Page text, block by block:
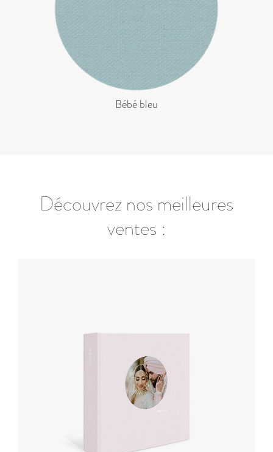
Bébé bleu
Découvrez nos meilleures
ventes :